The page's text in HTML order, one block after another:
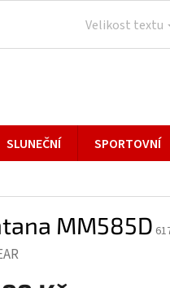
Velikost textu
SLUNEČNÍ SPORTOVNÍ
MM585D